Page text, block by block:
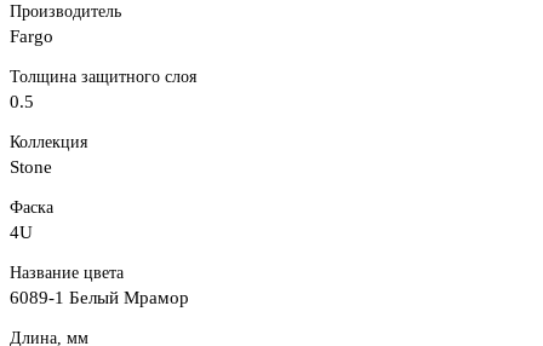
Производитель
Fargo
Толщина защитного слоя
0.5
Коллекция
Stone
Фаска
4U
Название цвета
6089-1 Белый Мрамор
Длина, мм